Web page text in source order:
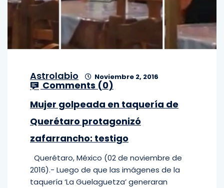
Astrolabio Noviembre 2, 2016
Comments (0)
Mujer golpeada en taquería de
Querétaro protagonizó
zafarrancho: testigo
Querétaro, México (02 de noviembre de
2016).- Luego de que las imágenes de la
taquería ‘La Guelaguetza’ generaran